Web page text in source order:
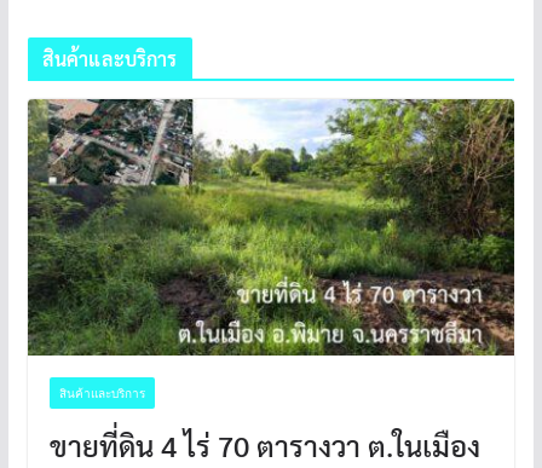
สินค้าและบริการ
สินค้าและบริการ
ขายที่ดิน 4 ไร่ 70 ตารางวา ต.ในเมือง